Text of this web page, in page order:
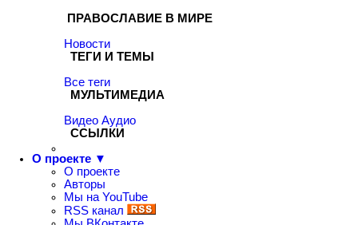
ПРАВОСЛАВИЕ В МИРЕ
Новости
ТЕГИ И ТЕМЫ
Все теги
МУЛЬТИМЕДИА
Видео Аудио
ССЫЛКИ
О проекте ▼
О проекте
Авторы
Мы на YouTube
RSS канал